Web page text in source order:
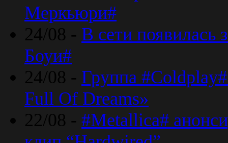
Меркьюри#
24/08 - В сети появилась
Боуи#
24/08 - Группа
Full Of Dreams»
22/08 - #Metallica#